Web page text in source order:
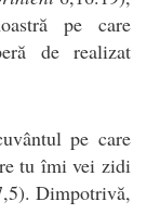
pe care
de realizat
pe care
tu îmi vei zidi
Dimpotrivă,